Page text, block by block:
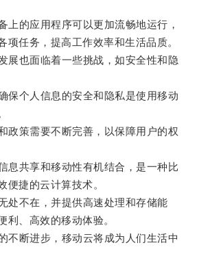
的应用程序可以更加流畅地运行，
项任务，提高工作效率和生活品质。
也面临着一些挑战，如安全性和隐
个人信息的安全和隐私是使用移动
策需要不断完善，以保障用户的权
共享和移动性有机结合，是一种比
便捷的云计算技术。
不在，并提供高速处理和存储能
利、高效的移动体验。
断进步，移动云将成为人们生活中